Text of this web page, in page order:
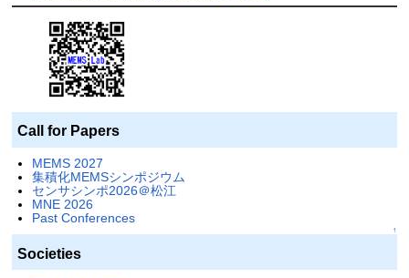
Call for Papers
MEMS 2027
集積化MEMSシンポジウム
センサシンポ2026＠松江
MNE 2026
Past Conferences
↑
Societies